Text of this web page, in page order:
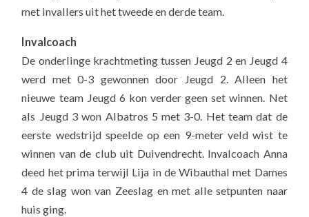
met invallers uit het tweede en derde team.
Invalcoach
De onderlinge krachtmeting tussen Jeugd 2 en Jeugd 4
werd met 0-3 gewonnen door Jeugd 2. Alleen het
nieuwe team Jeugd 6 kon verder geen set winnen. Net
als Jeugd 3 won Albatros 5 met 3-0. Het team dat de
eerste wedstrijd speelde op een 9-meter veld wist te
winnen van de club uit Duivendrecht. Invalcoach Anna
deed het prima terwijl Lija in de Wibauthal met Dames
4 de slag won van Zeeslag en met alle setpunten naar
huis ging.